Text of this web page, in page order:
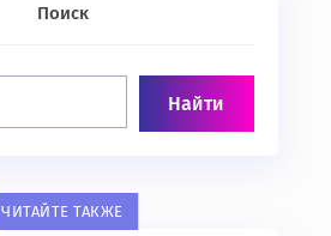
Поиск
ЧИТАЙТЕ ТАКЖЕ